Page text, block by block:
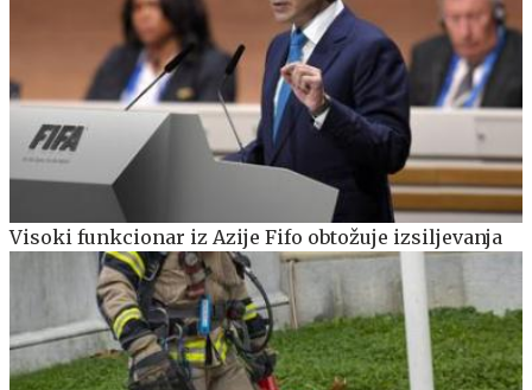
Visoki funkcionar iz Azije Fifo obtožuje izsiljevanja